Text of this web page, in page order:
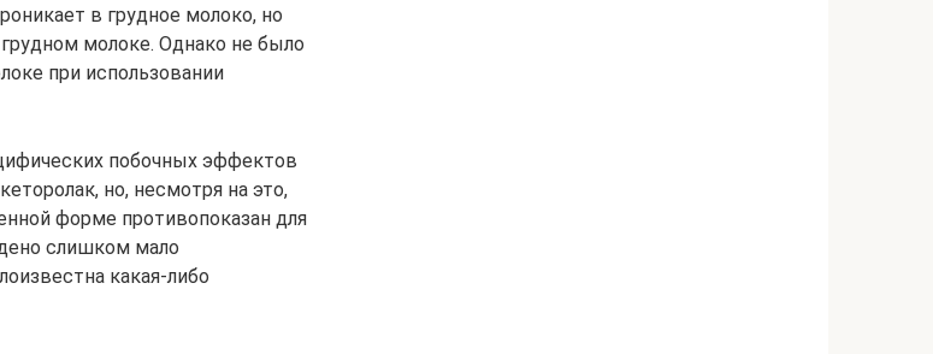
в грудное молоко, но
молоке. Однако не было
при использовании
побочных эффектов
но, несмотря на это,
форме противопоказан для
слишком мало
какая-либо